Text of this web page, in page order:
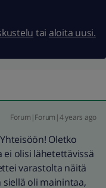
tai aloita uusi.
Forum|Forum|4 years ago
Oletko
olisi lähetettävissä
varastolta näitä
siellä oli mainintaa,